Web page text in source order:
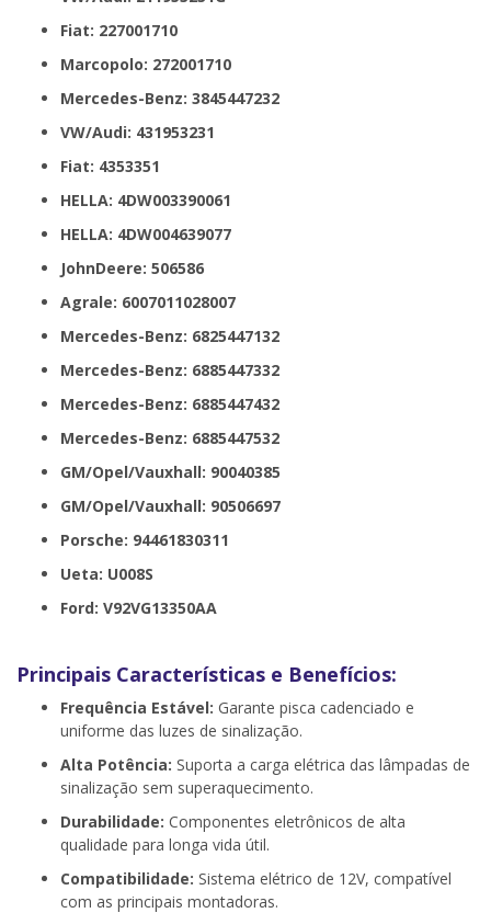
Fiat: 227001710
Marcopolo: 272001710
Mercedes-Benz: 3845447232
VW/Audi: 431953231
Fiat: 4353351
HELLA: 4DW003390061
HELLA: 4DW004639077
JohnDeere: 506586
Agrale: 6007011028007
Mercedes-Benz: 6825447132
Mercedes-Benz: 6885447332
Mercedes-Benz: 6885447432
Mercedes-Benz: 6885447532
GM/Opel/Vauxhall: 90040385
GM/Opel/Vauxhall: 90506697
Porsche: 94461830311
Ueta: U008S
Ford: V92VG13350AA
Principais Características e Benefícios:
Frequência Estável: Garante pisca cadenciado e
uniforme das luzes de sinalização.
Alta Potência: Suporta a carga elétrica das lâmpadas de
sinalização sem superaquecimento.
Durabilidade: Componentes eletrônicos de alta
qualidade para longa vida útil.
Compatibilidade: Sistema elétrico de 12V, compatível
com as principais montadoras.